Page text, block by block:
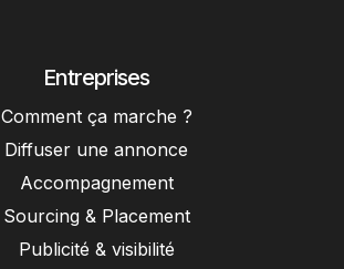
Entreprises
Comment ça marche ?
Diffuser une annonce
Accompagnement
Sourcing & Placement
Publicité & visibilité